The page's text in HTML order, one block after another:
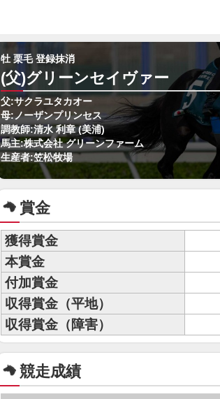
牡 栗毛 登録抹消
(父)グリーンセイヴァー
父:サクラユタカオー
母:ノーザンプリンセス
調教師:清水 利章 (美浦)
馬主:株式会社 グリーンファーム
生産者:笠松牧場
賞金
獲得賞金
本賞金
付加賞金
収得賞金（平地）
収得賞金（障害）
競走成績